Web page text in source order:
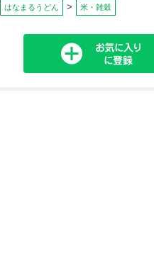
はなまるうどん > 米・雑穀